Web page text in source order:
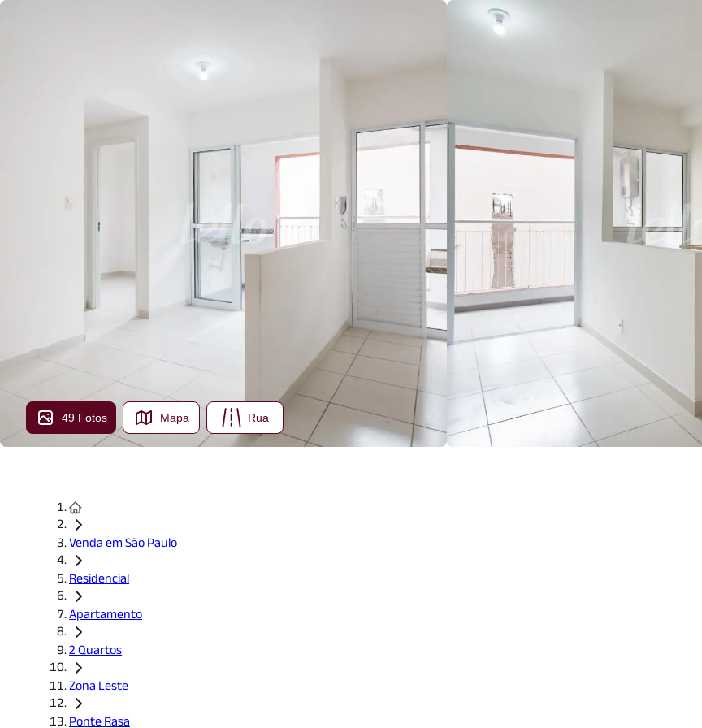
49 Fotos Mapa Rua
Venda em São Paulo
Residencial
Apartamento
2 Quartos
Zona Leste
Ponte Rasa